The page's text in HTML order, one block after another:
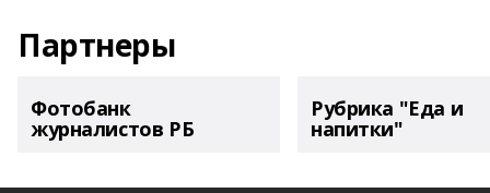
Партнеры
Фотобанк
журналистов РБ
Рубрика "Еда и
напитки"